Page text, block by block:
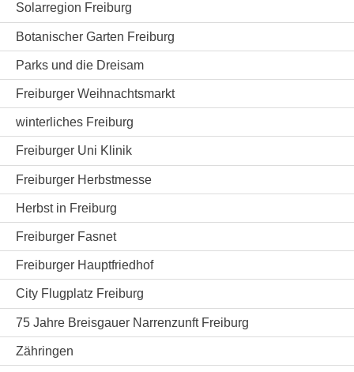
Solarregion Freiburg
Botanischer Garten Freiburg
Parks und die Dreisam
Freiburger Weihnachtsmarkt
winterliches Freiburg
Freiburger Uni Klinik
Freiburger Herbstmesse
Herbst in Freiburg
Freiburger Fasnet
Freiburger Hauptfriedhof
City Flugplatz Freiburg
75 Jahre Breisgauer Narrenzunft Freiburg
Zähringen